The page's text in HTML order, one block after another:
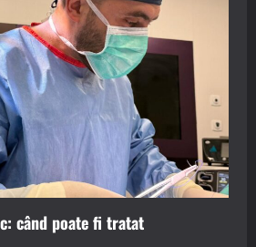
când poate fi tratat